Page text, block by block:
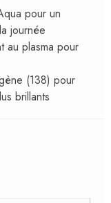
pour un
journée
au plasma pour
(138) pour
brillants